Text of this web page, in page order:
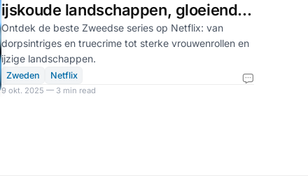
ijskoude landschappen, gloeiende
vrouwenrollen
Ontdek de beste Zweedse series op Netflix: van
dorpsintriges en truecrime tot sterke vrouwenrollen en
ijzige landschappen.
Zweden Netflix
9 okt. 2025 — 3 min read